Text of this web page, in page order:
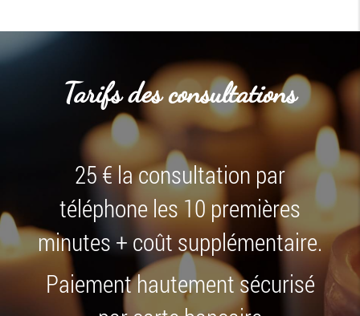
Tarifs des consultations
25 € la consultation par
téléphone les 10 premières
minutes + coût supplémentaire.
Paiement hautement sécurisé